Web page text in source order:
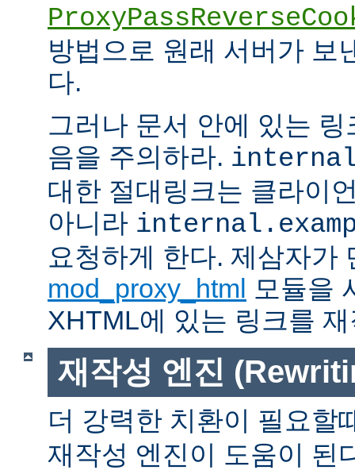
방법으로 원래 서버가 보
다.
그러나 문서 안에 있는
음을 주의하라.
대한 절대링크는 클라이
아니라
요청하게 한다. 제삼자가
mod_proxy_html 모듈을
XHTML에 있는 링크를
재작성 엔진
더 강력한 치환이 필요할
재작성 엔진이 도움이 된